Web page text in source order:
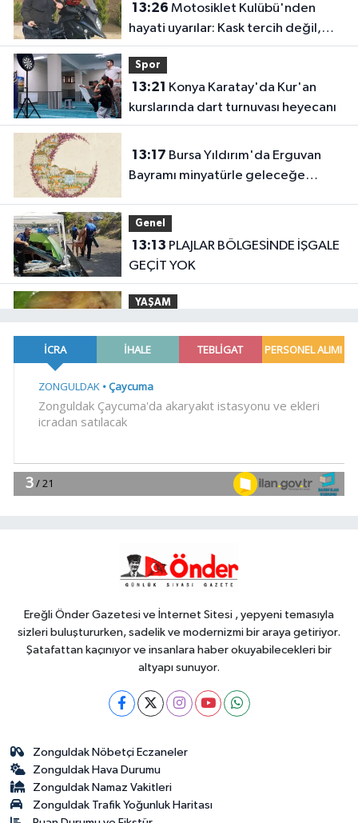
13:26
hayati uyarılar: Kask tercih değil,
zorunluluktur
Spor
13:21
kurslarında dart turnuvası heyecanı
13:17
Bayramı minyatürle geleceğe
Genel
13:13
GEÇİT YOK
YAŞAM
mücadele
13:08Yenimuhacir Mezarlığı'na
13:01
DARPA Lift Challenge'da finale kaldı
Ereğli Önder Gazetesi ve İnternet Sitesi , yepyeni temasıyla
sizleri buluştururken, sadelik ve modernizmi bir araya getiriyor.
Şatafattan kaçınıyor ve insanlara haber okuyabilecekleri bir
altyapı sunuyor.
Zonguldak Nöbetçi Eczaneler
Zonguldak Hava Durumu
Zonguldak Namaz Vakitleri
Zonguldak Trafik Yoğunluk Haritası